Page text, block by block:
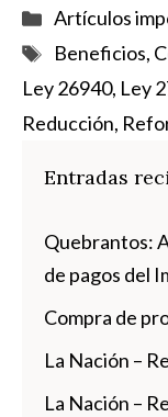
Categorías
Artículos
Etiquetas
Beneficios,
Ley 26940, Ley
Reducción,
Entradas
Quebrantos:
de pagos del
Compra de
La Nación –
La Nación –